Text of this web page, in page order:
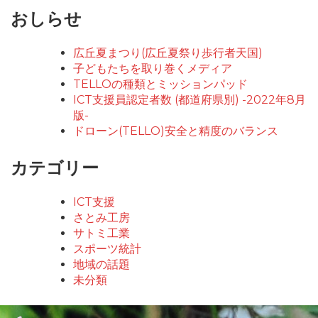
ゲ
おしらせ
広丘夏まつり(広丘夏祭り歩行者天国)
子どもたちを取り巻くメディア
TELLOの種類とミッションパッド
ICT支援員認定者数 (都道府県別) -2022年8月
版-
ドローン(TELLO)安全と精度のバランス
カテゴリー
ICT支援
さとみ工房
サトミ工業
スポーツ統計
地域の話題
未分類